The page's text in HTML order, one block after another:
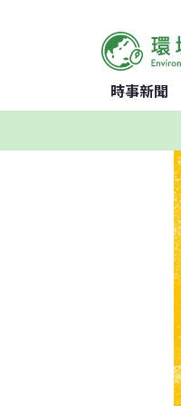
時事新聞